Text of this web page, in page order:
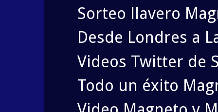
Sorteo llavero
Desde Londres a
Videos Twitter de
Todo un éxito